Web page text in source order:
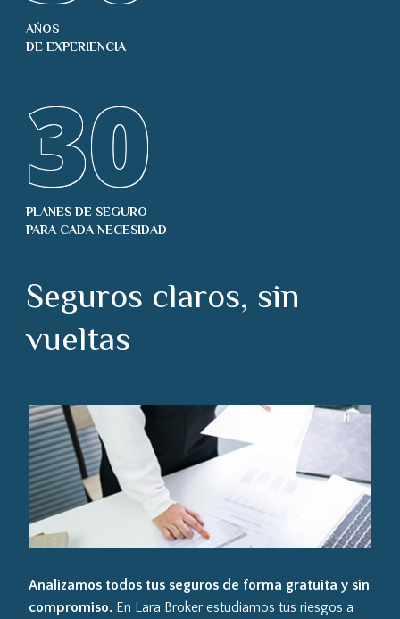
AÑOS
DE EXPERIENCIA
30
PLANES DE SEGURO
PARA CADA NECESIDAD
Seguros claros, sin
vueltas
Analizamos todos tus seguros de forma gratuita y sin
compromiso.En Lara Broker estudiamos tus riesgos a